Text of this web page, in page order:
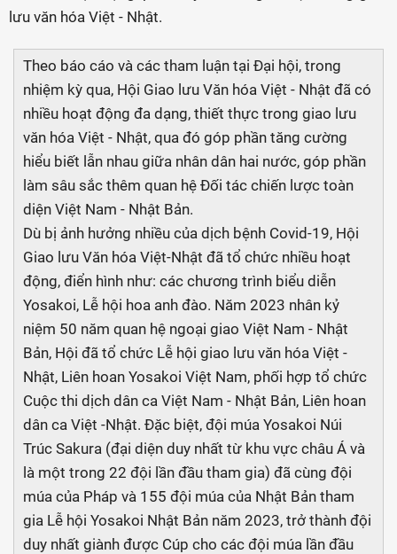
lưu văn hóa Việt - Nhật.
Theo báo cáo và các tham luận tại Đại hội, trong
nhiệm kỳ qua, Hội Giao lưu Văn hóa Việt - Nhật đã có
nhiều hoạt động đa dạng, thiết thực trong giao lưu
văn hóa Việt - Nhật, qua đó góp phần tăng cường
hiểu biết lẫn nhau giữa nhân dân hai nước, góp phần
làm sâu sắc thêm quan hệ Đối tác chiến lược toàn
diện Việt Nam - Nhật Bản.
Dù bị ảnh hưởng nhiều của dịch bệnh Covid-19, Hội
Giao lưu Văn hóa Việt-Nhật đã tổ chức nhiều hoạt
động, điển hình như: các chương trình biểu diễn
Yosakoi, Lễ hội hoa anh đào. Năm 2023 nhân kỷ
niệm 50 năm quan hệ ngoại giao Việt Nam - Nhật
Bản, Hội đã tổ chức Lễ hội giao lưu văn hóa Việt -
Nhật, Liên hoan Yosakoi Việt Nam, phối hợp tổ chức
Cuộc thi dịch dân ca Việt Nam - Nhật Bản, Liên hoan
dân ca Việt -Nhật. Đặc biệt, đội múa Yosakoi Núi
Trúc Sakura (đại diện duy nhất từ khu vực châu Á và
là một trong 22 đội lần đầu tham gia) đã cùng đội
múa của Pháp và 155 đội múa của Nhật Bản tham
gia Lễ hội Yosakoi Nhật Bản năm 2023, trở thành đội
duy nhất giành được Cúp cho các đội múa lần đầu